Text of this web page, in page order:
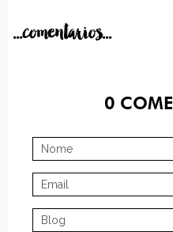
...comentarios...
0